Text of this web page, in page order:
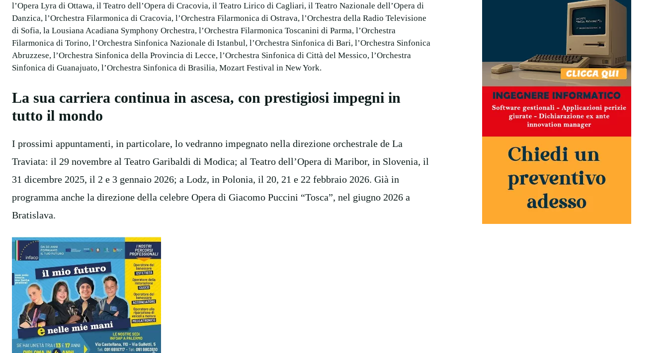
l’Opera Lyra di Ottawa, il Teatro dell’Opera di Cracovia, il Teatro Lirico di Cagliari, il Teatro Nazionale dell’Opera di
Danzica, l’Orchestra Filarmonica di Cracovia, l’Orchestra Filarmonica di Ostrava, l’Orchestra della Radio Televisione
di Sofia, la Lousiana Acadiana Symphony Orchestra, l’Orchestra Filarmonica Toscanini di Parma, l’Orchestra
Filarmonica di Torino, l’Orchestra Sinfonica Nazionale di Istanbul, l’Orchestra Sinfonica di Bari, l’Orchestra Sinfonica
Abruzzese, l’Orchestra Sinfonica della Provincia di Lecce, l’Orchestra Sinfonica di Città del Messico, l’Orchestra
Sinfonica di Guanajuato, l’Orchestra Sinfonica di Brasilia, Mozart Festival in New York.
La sua carriera continua in ascesa, con prestigiosi impegni in
tutto il mondo
I prossimi appuntamenti, in particolare, lo vedranno impegnato nella direzione orchestrale de La
Traviata: il 29 novembre al Teatro Garibaldi di Modica; al Teatro dell’Opera di Maribor, in Slovenia, il
31 dicembre 2025, il 2 e 3 gennaio 2026; a Lodz, in Polonia, il 20, 21 e 22 febbraio 2026. Già in
programma anche la direzione della celebre Opera di Giacomo Puccini “Tosca”, nel giugno 2026 a
Bratislava.